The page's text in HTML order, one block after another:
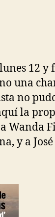
12 y
una
no
la
Wanda
y a